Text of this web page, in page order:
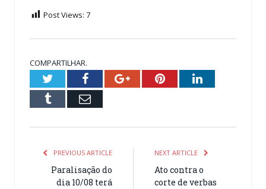
Post Views: 7
COMPARTILHAR.
TwitterFacebookGoogle+PinterestLinkedIn
Tumblr Email
PREVIOUS ARTICLE
Paralisação do
dia 10/08 terá
NEXT ARTICLE
Ato contra o
corte de verbas